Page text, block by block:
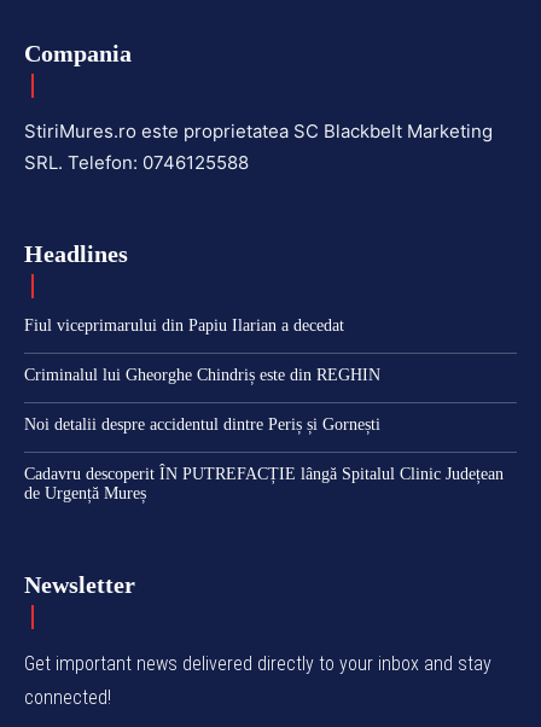
Compania
StiriMures.ro este proprietatea SC Blackbelt Marketing
SRL. Telefon: 0746125588
Headlines
Fiul viceprimarului din Papiu Ilarian a decedat
Criminalul lui Gheorghe Chindriș este din REGHIN
Noi detalii despre accidentul dintre Periș și Gornești
Cadavru descoperit ÎN PUTREFACȚIE lângă Spitalul Clinic Județean
de Urgență Mureș
Newsletter
Get important news delivered directly to your inbox and stay
connected!